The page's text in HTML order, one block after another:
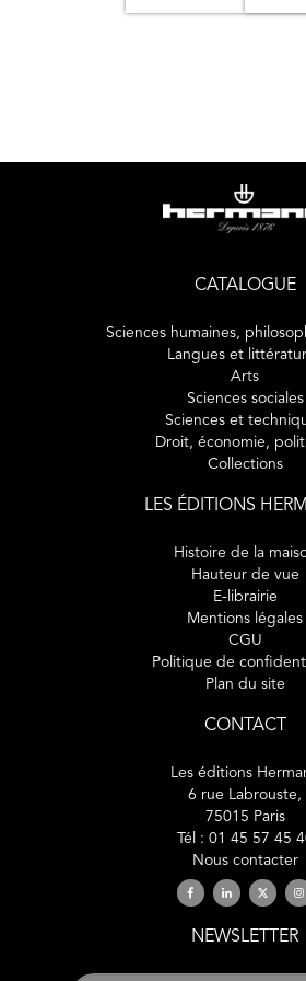
CATALOGUE
Sciences humaines,
Langues et
Arts
Sciences sociales
Sciences et
Droit, économie,
Collections
LES ÉDITIONS
Histoire de la
Hauteur de vue
E-librairie
Mentions légales
CGU
Politique de
Plan du site
CONTACT
Les éditions
6 rue Labrouste,
75015 Paris
Tél : 01 45 57 45
Nous contacter
NEWSLETTER